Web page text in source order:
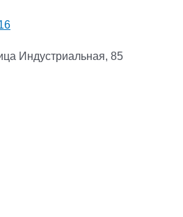
Индустриальная, 85